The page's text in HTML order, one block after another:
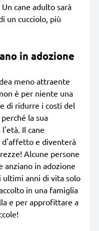
cane adulto sarà
un cucciolo, più
in adozione
meno attraente
è per niente una
di ridurre i costi del
la sua
Il cane
d'affetto e diventerà
Alcune persone
anziano in adozione
ultimi anni di vita solo
in una famiglia
e per approfittare a